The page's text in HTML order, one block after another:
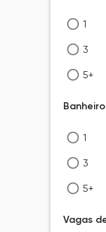
1
3
5+
1
3
5+
Vagas